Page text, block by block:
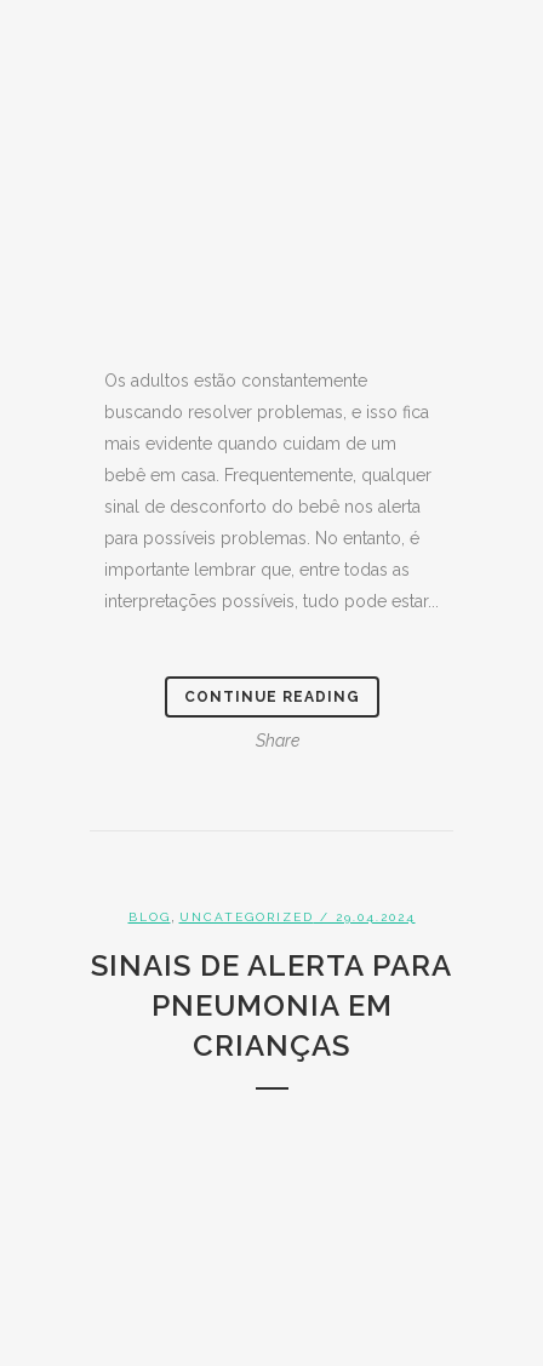
Os adultos estão constantemente
buscando resolver problemas, e isso fica
mais evidente quando cuidam de um
bebê em casa. Frequentemente, qualquer
sinal de desconforto do bebê nos alerta
para possíveis problemas. No entanto, é
importante lembrar que, entre todas as
interpretações possíveis, tudo pode estar...
CONTINUE READING
Share
BLOG UNCATEGORIZED / 29.04.2024
SINAIS DE ALERTA PARA
PNEUMONIA EM
CRIANÇAS